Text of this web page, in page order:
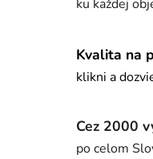
ku každej
Kvalita na
klikni a
Cez 2000
po celom